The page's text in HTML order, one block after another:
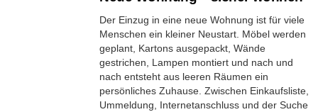
Der Einzug in eine neue Wohnung ist für viele
Menschen ein kleiner Neustart. Möbel werden
geplant, Kartons ausgepackt, Wände
gestrichen, Lampen montiert und nach und
nach entsteht aus leeren Räumen ein
persönliches Zuhause. Zwischen Einkaufsliste,
Ummeldung, Internetanschluss und der Suche